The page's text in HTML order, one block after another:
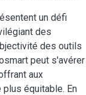
un défi
des
des outils
peut s'avérer
aux
équitable. En